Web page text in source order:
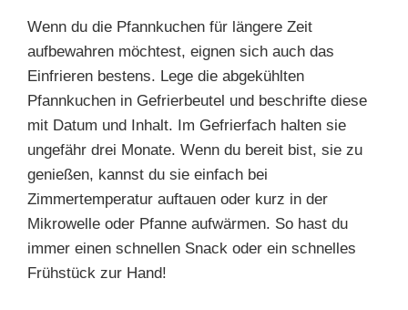
Wenn du die Pfannkuchen für längere Zeit
aufbewahren möchtest, eignen sich auch das
Einfrieren bestens. Lege die abgekühlten
Pfannkuchen in Gefrierbeutel und beschrifte diese
mit Datum und Inhalt. Im Gefrierfach halten sie
ungefähr drei Monate. Wenn du bereit bist, sie zu
genießen, kannst du sie einfach bei
Zimmertemperatur auftauen oder kurz in der
Mikrowelle oder Pfanne aufwärmen. So hast du
immer einen schnellen Snack oder ein schnelles
Frühstück zur Hand!